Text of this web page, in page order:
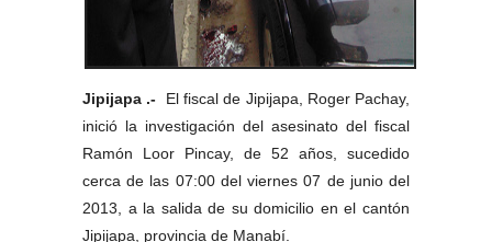
Jipijapa .- El fiscal de Jipijapa, Roger Pachay,
inició la investigación del asesinato del fiscal
Ramón Loor Pincay, de 52 años, sucedido
cerca de las 07:00 del viernes 07 de junio del
2013, a la salida de su domicilio en el cantón
Jipijapa, provincia de Manabí.